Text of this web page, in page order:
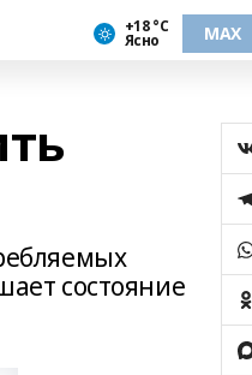
+18 °С
Ясно МАХ
состояние